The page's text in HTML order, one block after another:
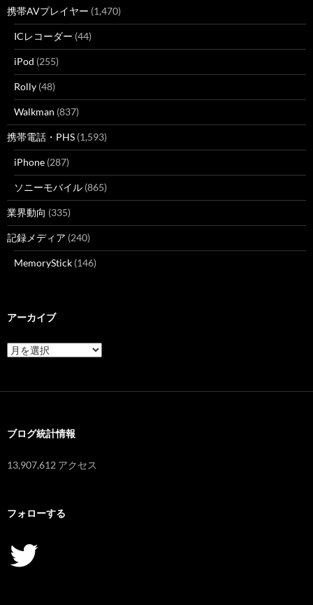
携帯AVプレイヤー (1,470)
ICレコーダー (44)
iPod (255)
Rolly (48)
Walkman (837)
携帯電話・PHS (1,593)
iPhone (287)
ソニーモバイル (865)
業界動向 (335)
記録メディア (240)
MemoryStick (146)
アーカイブ
ア
ー
ブログ統計情報
13,907,612 アクセス
フォローする
Twitter